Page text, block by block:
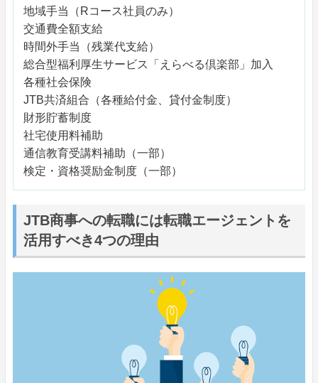
地域手当（Rコース社員のみ）
交通費全額支給
時間外手当（残業代支給）
総合型福利厚生サービス「えらべる倶楽部」加入
各種社会保険
JTB共済組合（各種給付金、貸付金制度）
財形貯蓄制度
社宅使用料補助
通信教育受講料補助（一部）
検定・資格奨励金制度（一部）
JTB商事への転職には転職エージェントを
活用すべき4つの理由